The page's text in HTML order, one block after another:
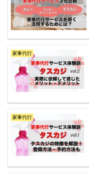
家事代行
家事代行